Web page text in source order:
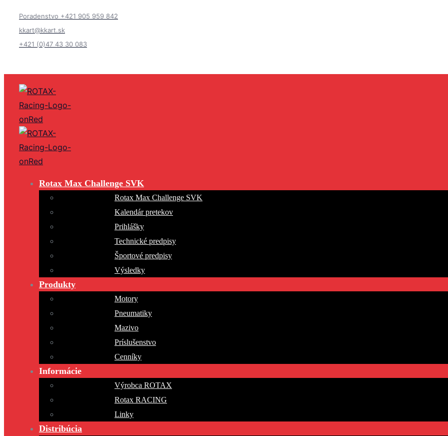
Poradenstvo +421 905 959 842
kkart@kkart.sk
+421 (0)47 43 30 083
Rotax Max Challenge SVK
Rotax Max Challenge SVK
Kalendár pretekov
Prihlášky
Technické predpisy
Športové predpisy
Výsledky
Produkty
Motory
Pneumatiky
Mazivo
Príslušenstvo
Cenníky
Informácie
Výrobca ROTAX
Rotax RACING
Linky
Distribúcia